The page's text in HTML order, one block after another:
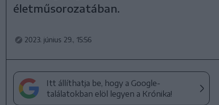
életműsorozatában.
2023. június 29., 15:56
Itt állíthatja be, hogy a Google-
találatokban elöl legyen a Krónika!